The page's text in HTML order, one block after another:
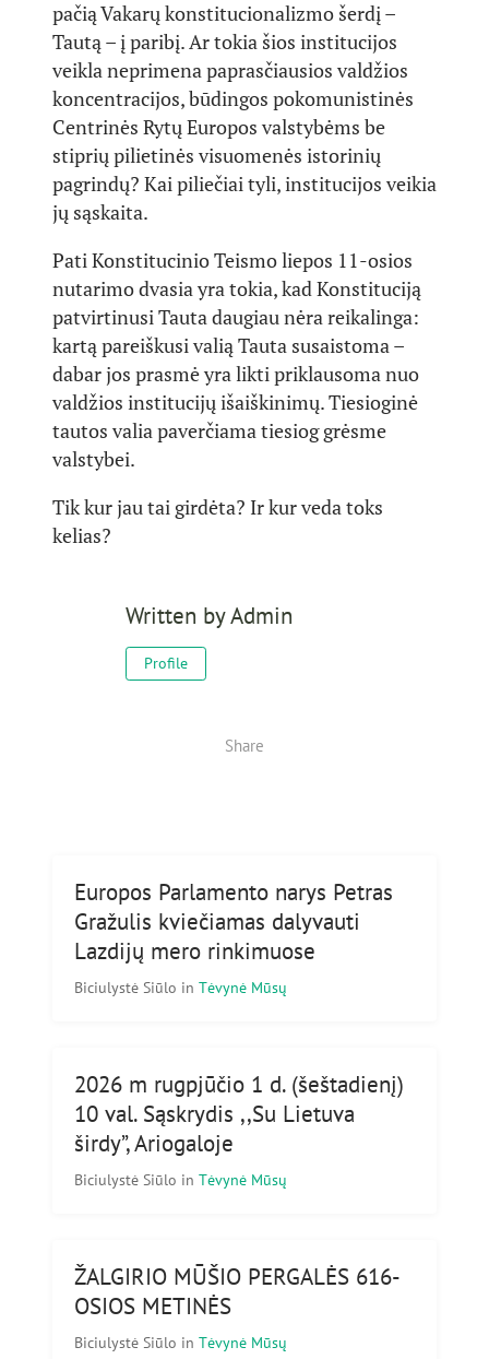
pačią Vakarų konstitucionalizmo šerdį –
Tautą – į paribį. Ar tokia šios institucijos
veikla neprimena paprasčiausios valdžios
koncentracijos, būdingos pokomunistinės
Centrinės Rytų Europos valstybėms be
stiprių pilietinės visuomenės istorinių
pagrindų? Kai piliečiai tyli, institucijos veikia
jų sąskaita.
Pati Konstitucinio Teismo liepos 11-osios
nutarimo dvasia yra tokia, kad Konstituciją
patvirtinusi Tauta daugiau nėra reikalinga:
kartą pareiškusi valią Tauta susaistoma –
dabar jos prasmė yra likti priklausoma nuo
valdžios institucijų išaiškinimų. Tiesioginė
tautos valia paverčiama tiesiog grėsme
valstybei.
Tik kur jau tai girdėta? Ir kur veda toks
kelias?
Written byAdmin
Profile
Share
Europos Parlamento narys Petras
Gražulis kviečiamas dalyvauti
Lazdijų mero rinkimuose
Biciulystė Siūlo in Tėvynė Mūsų
2026 m rugpjūčio 1 d. (šeštadienį)
10 val. Sąskrydis ,,Su Lietuva
širdy”, Ariogaloje
Biciulystė Siūlo in Tėvynė Mūsų
ŽALGIRIO MŪŠIO PERGALĖS 616-
OSIOS METINĖS
Biciulystė Siūlo in Tėvynė Mūsų